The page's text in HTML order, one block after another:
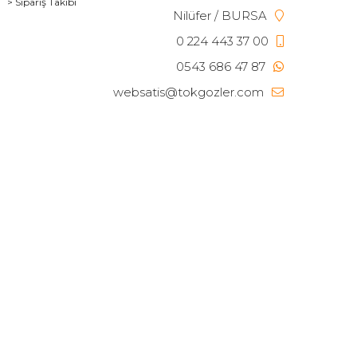
Nilüfer / BURSA
0 224 443 37 00
0543 686 47 87
websatis@tokgozler.com